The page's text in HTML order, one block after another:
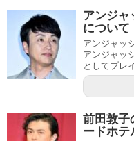
アンジャ
について
アンジャッ
アンジャッ
としてブレ
前田敦子
ードホテ